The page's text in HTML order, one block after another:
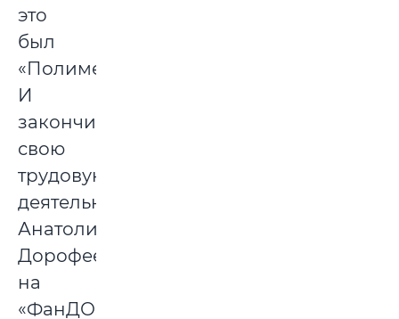
это
был
«Полимермаш»).
И
закончил
свою
трудовую
деятельность
Анатолий
Дорофеевич
на
«ФанДОКе»,